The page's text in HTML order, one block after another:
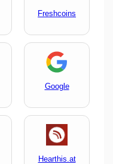
Freshcoins
Google
Hearthis.at